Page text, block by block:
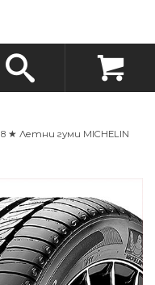
★ Летни гуми MICHELIN